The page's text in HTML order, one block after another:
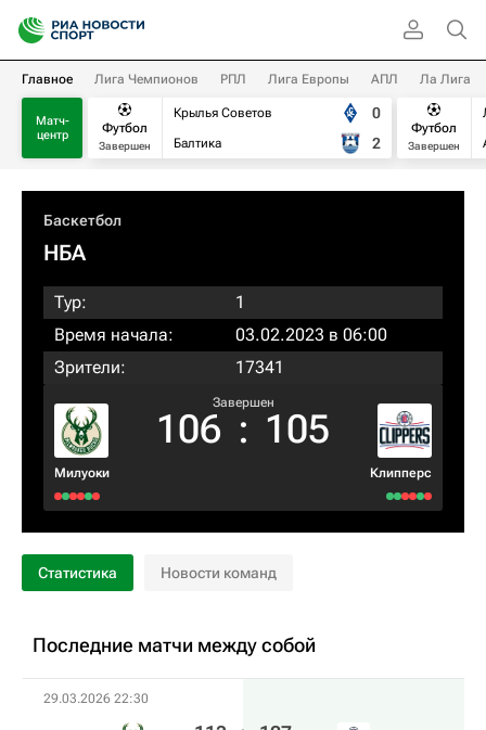
Главное Лига Чемпионов РПЛ Лига Европы АПЛ Ла Лига
Матч-
центр
Футбол
Завершен
Крылья Советов
Балтика
0
2
Футбол
Завершен
Баскетбол
НБА
Тур:
1
Время начала:
03.02.2023 в 06:00
Зрители:
17341
Милуоки
Завершен
106 : 105
Клипперс
Статистика Новости команд
Последние матчи между собой
29.03.2026 22:30